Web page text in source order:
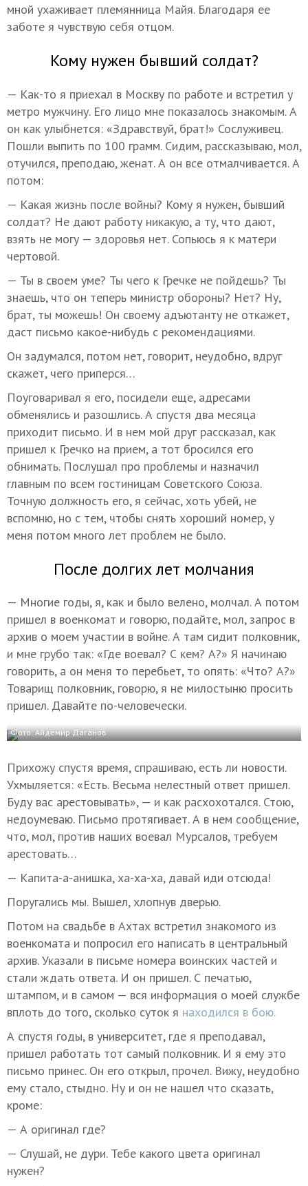
мной ухаживает племянница Майя. Благодаря ее
заботе я чувствую себя отцом.
Кому нужен бывший солдат?
— Как-то я приехал в Москву по работе и встретил у
метро мужчину. Его лицо мне показалось знакомым. А
он как улыбнется: «Здравствуй, брат!» Сослуживец.
Пошли выпить по 100 грамм. Сидим, рассказываю, мол,
отучился, преподаю, женат. А он все отмалчивается. А
потом:
— Какая жизнь после войны? Кому я нужен, бывший
солдат? Не дают работу никакую, а ту, что дают,
взять не могу — здоровья нет. Сопьюсь я к матери
чертовой.
— Ты в своем уме? Ты чего к Гречке не пойдешь? Ты
знаешь, что он теперь министр обороны? Нет? Ну,
брат, ты можешь! Он своему адъютанту не откажет,
даст письмо какое-нибудь с рекомендациями.
Он задумался, потом нет, говорит, неудобно, вдруг
скажет, чего приперся…
Поуговаривал я его, посидели еще, адресами
обменялись и разошлись. А спустя два месяца
приходит письмо. И в нем мой друг рассказал, как
пришел к Гречко на прием, а тот бросился его
обнимать. Послушал про проблемы и назначил
главным по всем гостиницам Советского Союза.
Точную должность его, я сейчас, хоть убей, не
вспомню, но с тем, чтобы снять хороший номер, у
меня потом много лет проблем не было.
После долгих лет молчания
— Многие годы, я, как и было велено, молчал. А потом
пришел в военкомат и говорю, подайте, мол, запрос в
архив о моем участии в войне. А там сидит полковник,
и мне грубо так: «Где воевал? С кем? А?» Я начинаю
говорить, а он меня то перебьет, то опять: «Что? А?»
Товарищ полковник, говорю, я не милостыню просить
пришел. Давайте по-человечески.
Фото: Айдемир Даганов
Прихожу спустя время, спрашиваю, есть ли новости.
Ухмыляется: «Есть. Весьма нелестный ответ пришел.
Буду вас арестовывать», — и как расхохотался. Стою,
недоумеваю. Письмо протягивает. А в нем сообщение,
что, мол, против наших воевал Мурсалов, требуем
арестовать…
— Капита-а-анишка, ха-ха-ха, давай иди отсюда!
Поругались мы. Вышел, хлопнув дверью.
Потом на свадьбе в Ахтах встретил знакомого из
военкомата и попросил его написать в центральный
архив. Указали в письме номера воинских частей и
стали ждать ответа. И он пришел. С печатью,
штампом, и в самом — вся информация о моей службе
вплоть до того, сколько суток я находился в бою.
А спустя годы, в университет, где я преподавал,
пришел работать тот самый полковник. И я ему это
письмо принес. Он его открыл, прочел. Вижу, неудобно
ему стало, стыдно. Ну и он не нашел что сказать,
кроме:
— А оригинал где?
— Слушай, не дури. Тебе какого цвета оригинал
нужен?